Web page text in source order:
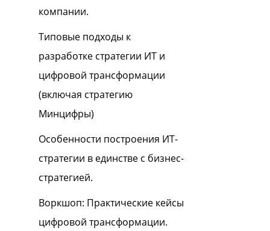
компании.
Типовые подходы к
разработке стратегии ИТ и
цифровой трансформации
(включая стратегию
Минцифры)
Особенности построения ИТ-
стратегии в единстве с бизнес-
стратегией.
Воркшоп: Практические кейсы
цифровой трансформации.